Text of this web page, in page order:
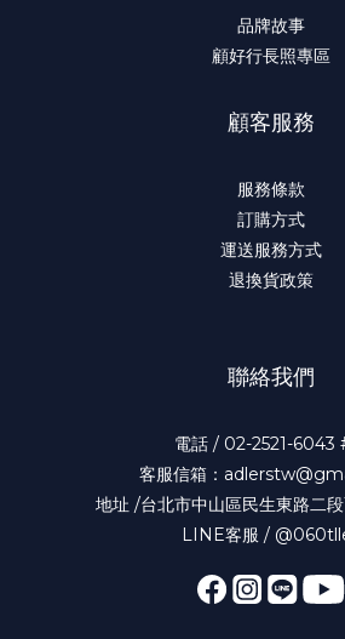
品牌故事
顧好行長照專區
顧客服務
服務條款
訂購方式
運送服務方式
退換貨政策
聯絡我們
電話 / 02-2521-6043
客服信箱：
地址 /台北市中山區民生東路二段
LINE客服 /